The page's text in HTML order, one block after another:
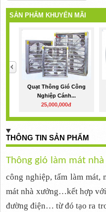
SẢN PHẨM KHUYẾN MÃI
Quạt Thông Gió Công
Nghiệp Cánh...
25,000,000đ
THÔNG TIN SẢN PHẨM
Thông gió làm mát
công nghiệp, tấm làm mát,
mát nhà xưởng…kết hợp
đường điện… từ đó tạo ra